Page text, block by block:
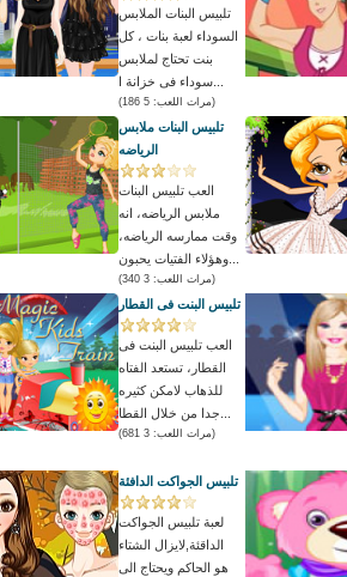
تلبيس البنات الملابس
السوداء لعبة بنات ، كل
بنت تحتاج لملابس
(مرات اللعب: 5 186)
تلبيس البنات ملابس
الرياضه
العب تلبيس البنات
ملابس الرياضه، انه
وقت ممارسه الرياضه،
(مرات اللعب: 3 340)
تلبيس البنت فى القطار
العب تلبيس البنت فى
القطار، تستعد الفتاه
للذهاب لامكن كثيره
(مرات اللعب: 3 681)
تلبيس الجواكت الدافئة
لعبة تلبيس الجواكت
الداقئة,لايزال الشتاء
هو الحاكم ويحتاج الى